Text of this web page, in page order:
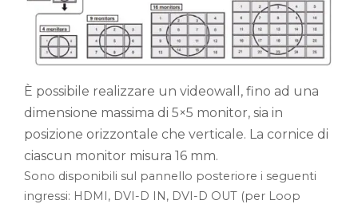
È possibile realizzare un videowall, fino ad una
dimensione massima di 5×5 monitor, sia in
posizione orizzontale che verticale. La cornice di
ciascun monitor misura 16 mm.
Sono disponibili sul pannello posteriore i seguenti
ingressi: HDMI, DVI-D IN, DVI-D OUT (per Loop